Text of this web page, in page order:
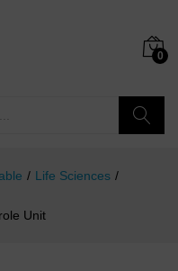
0
/ Life Sciences /
Unit